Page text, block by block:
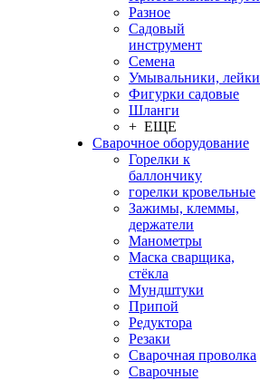
Разное
Садовый
инструмент
Семена
Умывальники, лейки
Фигурки садовые
Шланги
+ ЕЩЕ
Сварочное оборудование
Горелки к
баллончику
горелки кровельные
Зажимы, клеммы,
держатели
Манометры
Маска сварщика,
стёкла
Мундштуки
Припой
Редуктора
Резаки
Сварочная проволка
Сварочные